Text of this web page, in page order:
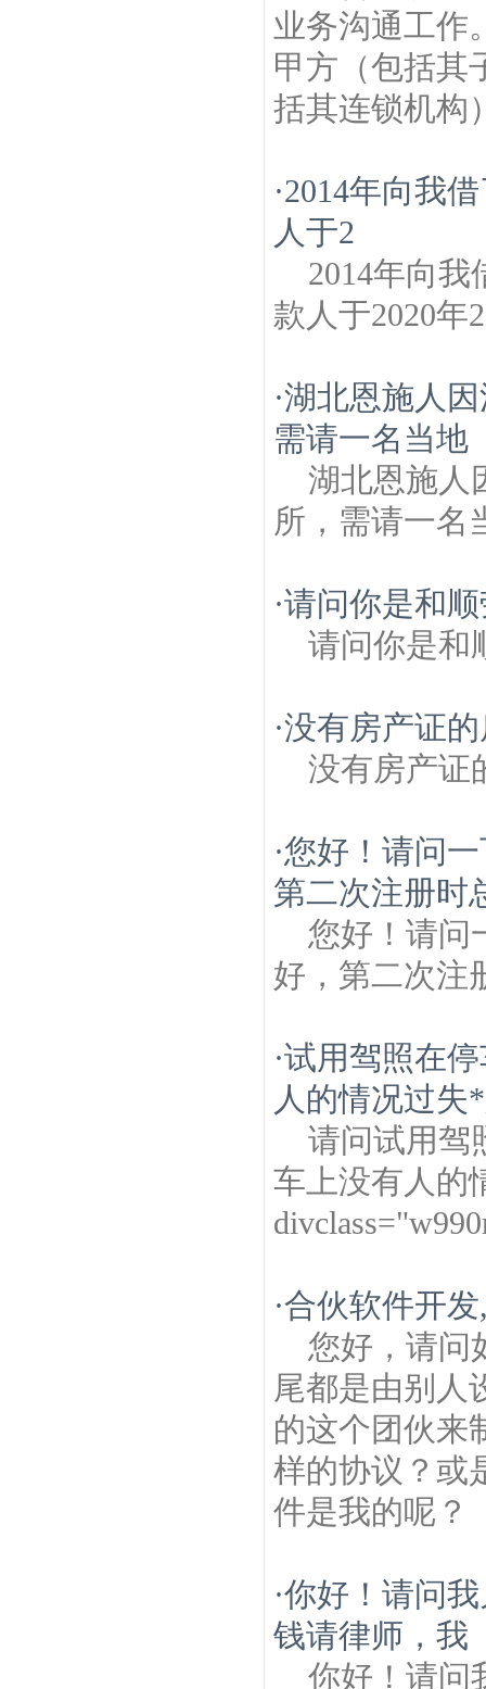
业务沟通工作
甲方（包括其
括其连锁机构
·2014年向我
人于2
2014年向
款人于2020年
·湖北恩施人
需请一名当地
湖北恩施人
所，需请一名
·请问你是和
请问你是和
·没有房产证
没有房产证
·您好！请问
第二次注册时
您好！请问
好，第二次注
·试用驾照在
人的情况过失
请问试用驾
车上没有人的
·合伙软件开
您好，请问
尾都是由别人
的这个团伙来
样的协议？或
件是我的呢？
·你好！请问
钱请律师，我
你好！请问